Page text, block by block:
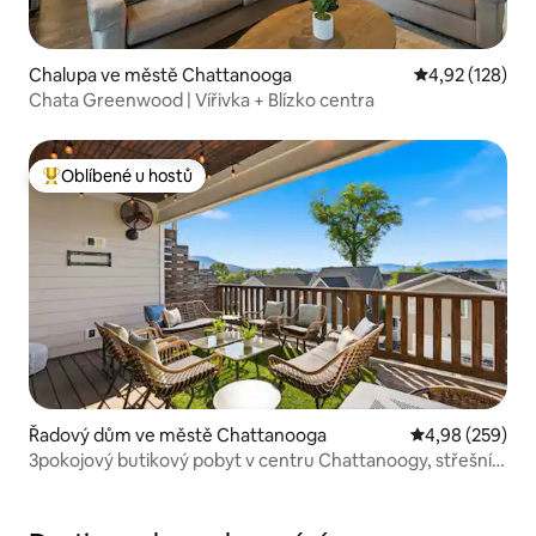
Chalupa ve městě Chattanooga Průměrné
4,92 (128)
Chata Greenwood | Vířivka + Blízko centra
Nejlepší v kategorii Oblíbené u hostů
Oblíbené u hostů
Řadový dům ve městě Chattanooga Průměrné
4,98 (259)
3pokojový butikový pobyt v centru Chattanoogy, střešní